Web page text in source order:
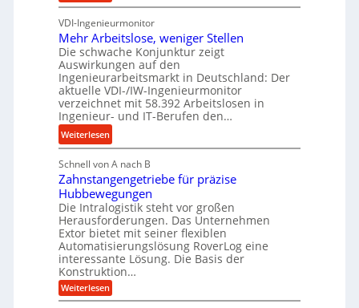
u
n
d
H
y
d
r
a
u
l
i
m
V
e
r
g
l
e
n
d
l
a
n
g
l
e
b
i
g
e
K
u
g
e
l
g
e
w
K
r
o
n
e
s
s
t
e
i
g
e
r
t
U
m
s
a
t
z
VDI-Ingenieurmonitor
Mehr Arbeitslose, weniger Stellen
Die schwache Konjunktur zeigt
Auswirkungen auf den
Ingenieurarbeitsmarkt in Deutschland: Der
aktuelle VDI-/IW-Ingenieurmonitor
verzeichnet mit 58.392 Arbeitslosen in
Ingenieur- und IT-Berufen den…
Weiterlesen:
M
e
h
r
A
r
b
e
i
t
s
Schnell von A nach B
Zahnstangengetriebe für präzise
Hubbewegungen
Die Intralogistik steht vor großen
Herausforderungen. Das Unternehmen
Extor bietet mit seiner flexiblen
Automatisierungslösung RoverLog eine
interessante Lösung. Die Basis der
Konstruktion…
Weiterlesen:
Z